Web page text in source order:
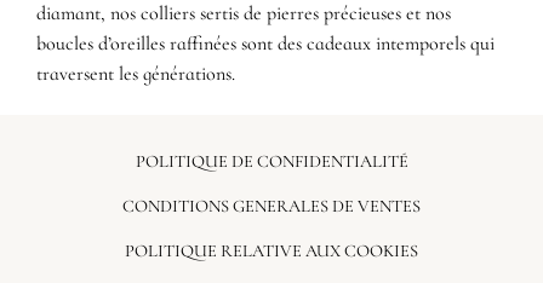
diamant, nos colliers sertis de pierres précieuses et nos
boucles d’oreilles raffinées sont des cadeaux intemporels qui
traversent les générations.
POLITIQUE DE CONFIDENTIALITÉ
CONDITIONS GENERALES DE VENTES
POLITIQUE RELATIVE AUX COOKIES